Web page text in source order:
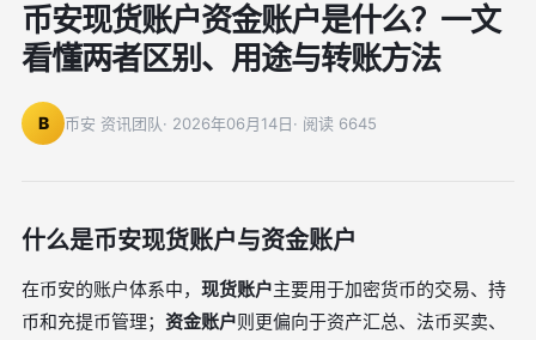
币安现货账户资金账户是什么？一文
看懂两者区别、用途与转账方法
B 币安 资讯团队· 2026年06月14日· 阅读 6645
什么是币安现货账户与资金账户
在币安的账户体系中， 现货账户主要用于加密货币的交易、持
币和充提币管理； 资金账户则更偏向于资产汇总、法币买卖、